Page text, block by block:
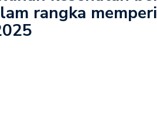
dalam rangka World Cancer Day
rangka